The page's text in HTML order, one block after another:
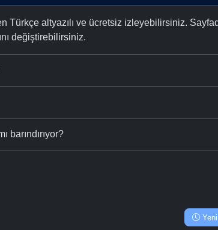
Türkçe altyazılı ve ücretsiz izleyebilirsiniz.
değiştirebilirsiniz.
barındırıyor?
Yeni